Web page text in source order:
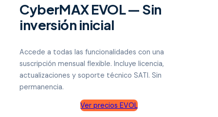
CyberMAX EVOL — Sin
inversión inicial
Accede a todas las funcionalidades con una
suscripción mensual flexible. Incluye licencia,
actualizaciones y soporte técnico SATI. Sin
permanencia.
Ver precios EVOL